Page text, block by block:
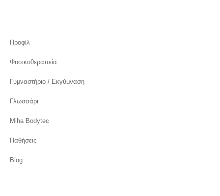
Προφίλ
Φυσικοθεραπεία
Γυμναστήριο / Εκγύμναση
Γλωσσάρι
Miha Bodytec
Παθήσεις
Blog